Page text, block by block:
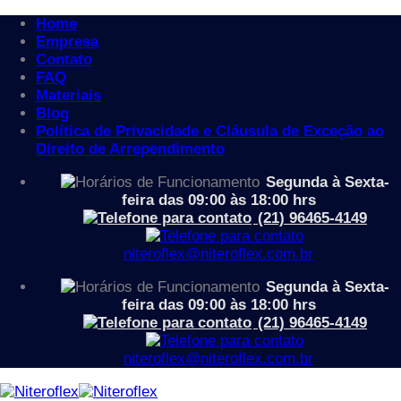
content
Home
Empresa
Contato
FAQ
Materiais
Blog
Política de Privacidade e Cláusula de Exceção ao
Direito de Arrependimento
Segunda à Sexta-
feira das 09:00 às 18:00 hrs
(21) 96465-4149
niteroflex@niteroflex.com.br
Segunda à Sexta-
feira das 09:00 às 18:00 hrs
(21) 96465-4149
niteroflex@niteroflex.com.br
para cadeirante”
Apoio para os pés
Arquibancadas
Auditório
Banco Ergonômico Industrial
Cadeira Auditório